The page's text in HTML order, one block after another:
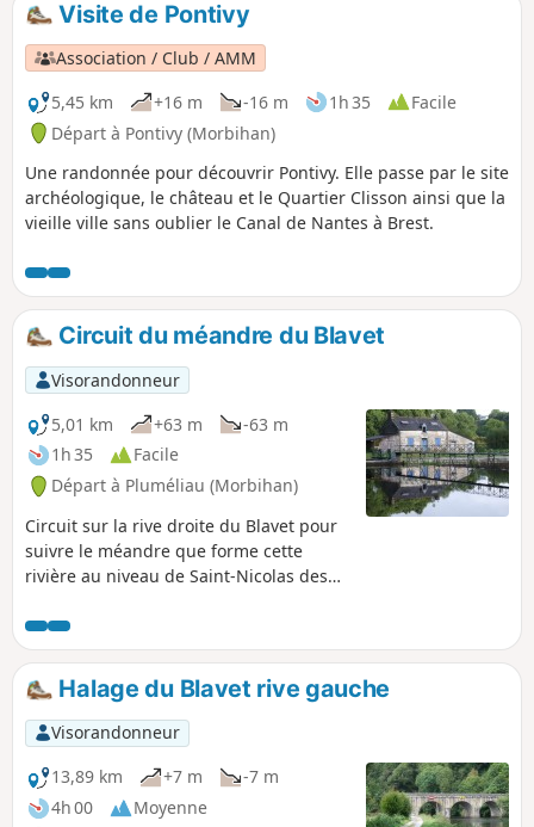
Visite de Pontivy
Association / Club / AMM
5,45 km
+16 m -16 m 1h 35
Facile
Départ à Pontivy (Morbihan)
Une randonnée pour découvrir Pontivy. Elle passe par le site
archéologique, le château et le Quartier Clisson ainsi que la
vieille ville sans oublier le Canal de Nantes à Brest.
Circuit du méandre du Blavet
Visorandonneur
5,01 km
+63 m
-63 m
1h 35
Facile
Départ à Pluméliau (Morbihan)
Circuit sur la rive droite du Blavet pour
suivre le méandre que forme cette
rivière au niveau de Saint-Nicolas des
Halage du Blavet rive gauche
Visorandonneur
13,89 km
+7 m
-7 m
4h 00
Moyenne